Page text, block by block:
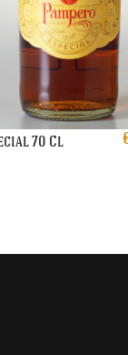
70 Cl